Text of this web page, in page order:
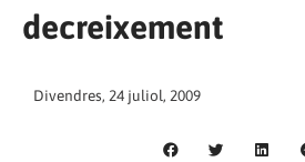
decreixement
Divendres, 24 juliol, 2009